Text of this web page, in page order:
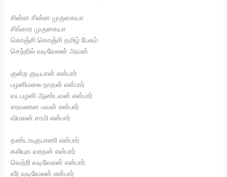
சின்ன சின்ன முருகையா
சிங்கார முருகையா
கொஞ்சி கொஞ்சி தமிழ் பேசும்
செந்தில் வடிவேலன் அவன்
குன்ற குடியான் என்பார்
பழனிமலை நாதன் என்பார்
வடபழனி ஆண்டவன் என்பார்
சரவணன பவன் என்பார்
விமலன் சாமி என்பார்
தண்டாயுதபாணி என்பார்
கலியுக வரதன் என்பார்
வெற்றி வடிவேலன் என்பார்
வீர வடிவேலன் என்பார்